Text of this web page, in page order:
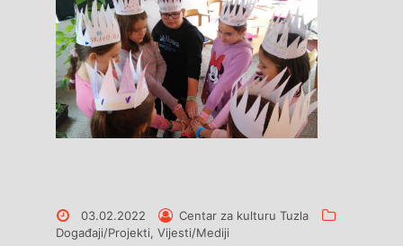
Posted
on
03.02.2022
Posted
by
Centar za kulturu Tuzla
Događaji/Projekti,Vijesti/Mediji